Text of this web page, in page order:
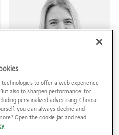
Felicia Bengtsson
Virkesadministratör
to offer a web experience
also to sharpen performance, for
personalized advertising. Choose
you can always decline and
Open the cookie jar and read